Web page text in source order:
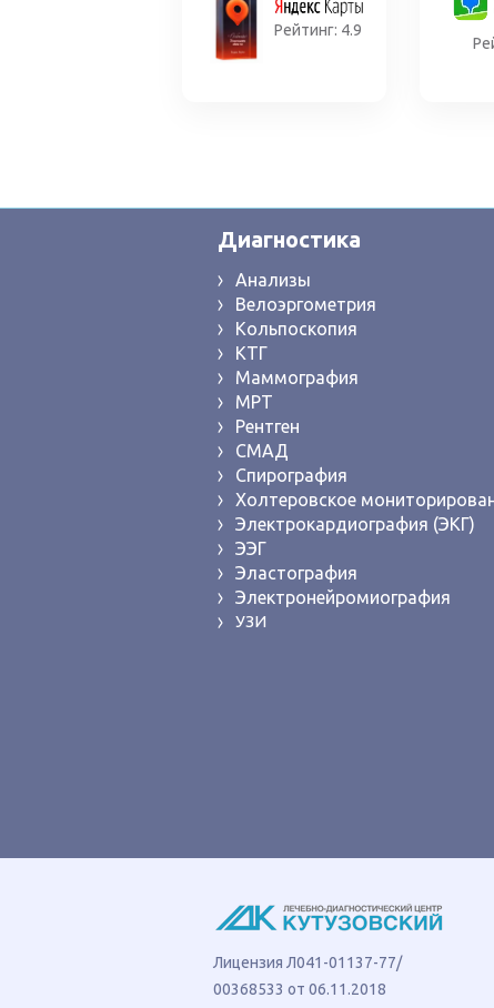
Рейтинг: 4.9
Диагностика
Анализы
Велоэргометрия
Кольпоскопия
КТГ
Маммография
МРТ
Рентген
СМАД
Спирография
Холтеровское
Электрокардиография (ЭКГ)
ЭЭГ
Эластография
Электронейромиография
УЗИ
Лицензия Л041-01137-77/
00368533 от 06.11.2018